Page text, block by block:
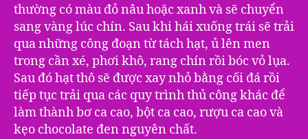
thường có màu đỏ nâu hoặc xanh và sẽ chuyển
sang vàng lúc chín. Sau khi hái xuống trái sẽ trải
qua những công đoạn từ tách hạt, ủ lên men
trong cần xé, phơi khô, rang chín rồi bóc vỏ lụa.
Sau đó hạt thô sẽ được xay nhỏ bằng cối đá rồi
tiếp tục trải qua các quy trình thủ công khác để
làm thành bơ ca cao, bột ca cao, rượu ca cao và
kẹo chocolate đen nguyên chất.